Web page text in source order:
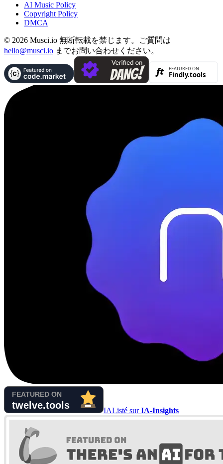
AI Music Policy
Copyright Policy
DMCA
© 2026 Musci.io 無断転載を禁じます。ご質問は
hello@musci.io までお問い合わせください。
IAListé surIA-Insights